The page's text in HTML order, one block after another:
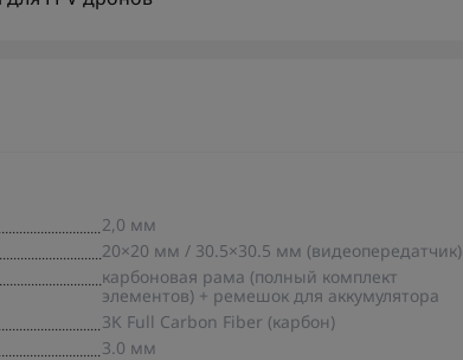
2,0 мм
20×20 мм / 30.5×30.5 мм (видеопередатчик)
карбоновая рама (полный комплект
элементов) + ремешок для аккумулятора
3K Full Carbon Fiber (карбон)
3.0 мм